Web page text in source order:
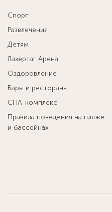
Спорт
Развлечения
Детям
Лазертаг Арена
Оздоровление
Бары и рестораны
СПА-комплекс
Правила поведения на пляже
и бассейнах